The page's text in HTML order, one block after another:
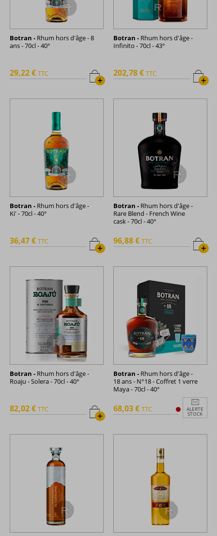
Botran - Rhum hors d'âge - 8
ans - 70cl - 40°
+
29,22 € TTC
Botran - Rhum hors d'âge -
Infinito - 70cl - 43°
+
202,78 € TTC
Botran - Rhum hors d'âge -
Ki' - 70cl - 40°
+
36,47 € TTC
Botran - Rhum hors d'âge -
Rare Blend - French Wine
cask - 70cl - 40°
+
96,88 € TTC
Botran - Rhum hors d'âge -
Roaju - Solera - 70cl - 40°
+
82,02 € TTC
Botran - Rhum hors d'âge -
18 ans - N°18 - Coffret 1 verre
Maya - 70cl - 40°
ALERTE
STOCK
68,03 € TTC